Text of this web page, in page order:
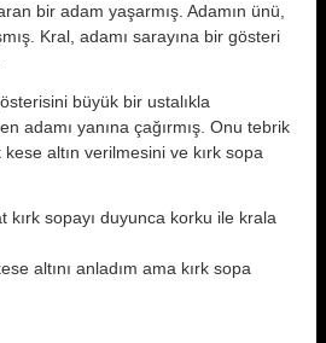
bir adam yaşarmış. Adamın ünü,
Kral, adamı sarayına bir gösteri
büyük bir ustalıkla
adamı yanına çağırmış. Onu tebrik
altın verilmesini ve kırk sopa
kırk sopayı duyunca korku ile krala
altını anladım ama kırk sopa